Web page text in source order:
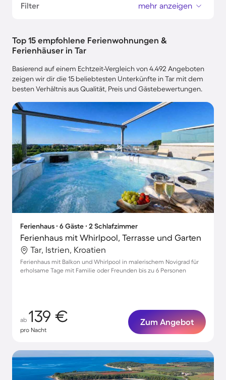
Filter mehr anzeigen
Top 15 empfohlene Ferienwohnungen &
Ferienhäuser in Tar
Basierend auf einem Echtzeit-Vergleich von 4.492 Angeboten
zeigen wir dir die 15 beliebtesten Unterkünfte in Tar mit dem
besten Verhältnis aus Qualität, Preis und Gästebewertungen.
Ferienhaus ∙ 6 Gäste ∙ 2 Schlafzimmer
Ferienhaus mit Whirlpool, Terrasse und Garten
Tar, Istrien, Kroatien
Ferienhaus mit Balkon und Whirlpool in malerischem Novigrad für
erholsame Tage mit Familie oder Freunden bis zu 6 Personen
ab 139 €
pro Nacht
Zum Angebot